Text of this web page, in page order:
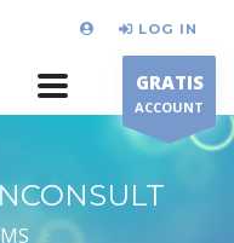
LOG IN
GRATIS
ACCOUNT